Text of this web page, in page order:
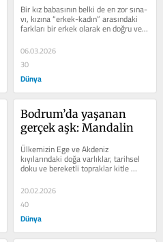
Bir kız babasının belki de en zor sına­
vı, kızına “erkek-kadın” arasında­ki
farkları bir erkek olarak en doğru ve
06.03.2026
30
Dünya
Bodrum’da yaşanan
gerçek aşk: Mandalin
Ülkemizin Ege ve Akdeniz
kıyılarında­ki doğa varlıklar, tarihsel
doku ve be­reketli topraklar kitle
turizmi ve yazlıkçı­lar ile hoyratça...
20.02.2026
40
Dünya